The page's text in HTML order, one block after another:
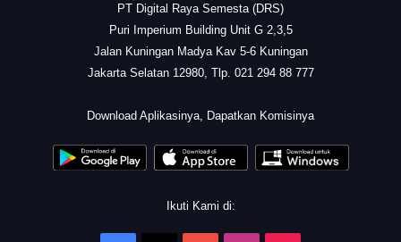
PT Digital Raya Semesta (DRS)
Puri Imperium Building Unit G 2,3,5
Jalan Kuningan Madya Kav 5-6 Kuningan
Jakarta Selatan 12980, Tlp. 021 294 88 777
Download Aplikasinya, Dapatkan Komisinya
Ikuti Kami di: